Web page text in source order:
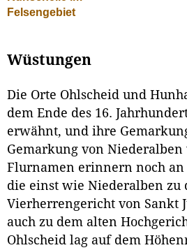
Felsengebiet
Wüstungen
Die Orte Ohlscheid und
dem Ende des 16.
erwähnt, und ihre
Gemarkung von
Flurnamen erinnern noch
die einst wie Niederalben zu
Vierherrengericht von Sankt
auch zu dem alten
Ohlscheid lag auf dem